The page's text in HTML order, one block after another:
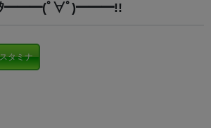
ｷﾀ━━━(ﾟ∀ﾟ)━━━!!
タミナ